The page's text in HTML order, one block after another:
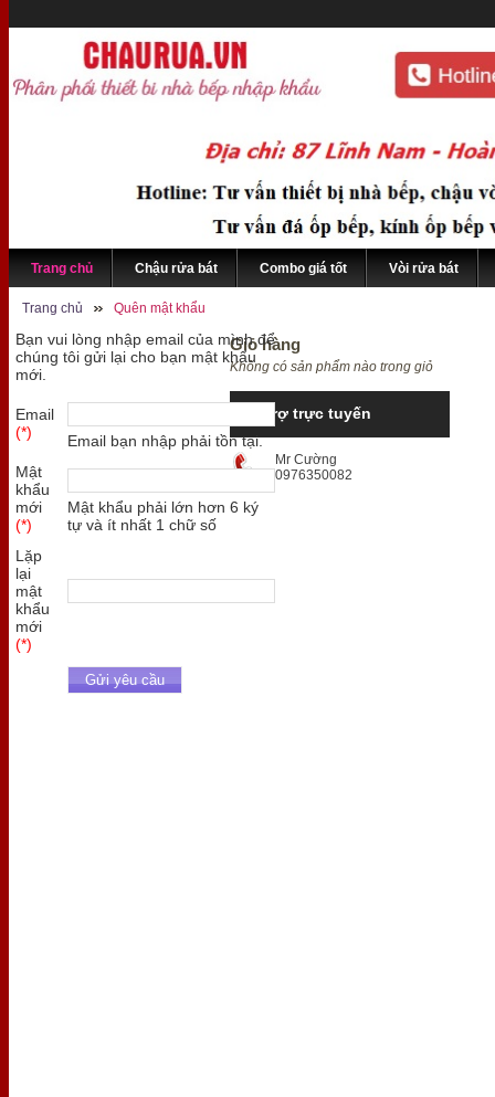
Trang chủ Chậu rửa bát Combo giá tốt Vòi rửa bát
Trang chủ Quên mật khẩu
Bạn vui lòng nhập email của mình để
chúng tôi gửi lại cho bạn mật khẩu
mới.
Email
(*)
Email bạn nhập phải tồn tại.
Mật
khẩu
mới
(*)
Mật khẩu phải lớn hơn 6 ký
tự và ít nhất 1 chữ số
Lặp
lại
mật
khẩu
mới
(*)
Gửi yêu cầu
Giỏ hàng
Không có sản phẩm nào trong giỏ
Hỗ trợ trực tuyến
Mr Cường
0976350082